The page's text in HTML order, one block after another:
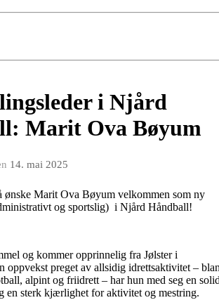
i Njård
Marit Ova Bøyum
14. mai 2025
ønske Marit Ova Bøyum velkommen som ny
og sportslig) i Njård Håndball!
og kommer opprinnelig fra Jølster i
oppvekst preget av allsidig idrettsaktivitet –
alpint og friidrett – har hun med seg en
en sterk kjærlighet for aktivitet og mestring.